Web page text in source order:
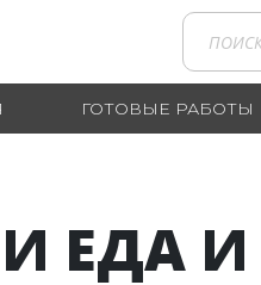
ГОТОВЫЕ РАБОТЫ
ЕДА